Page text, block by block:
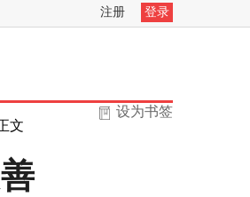
注册 登录
设为书签
文